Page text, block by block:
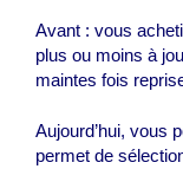
Avant : vous
plus ou moins à
maintes fois
Aujourd’hui, vous
permet de